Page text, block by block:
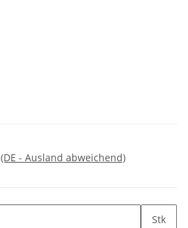
(DE - Ausland abweichend)
Stk